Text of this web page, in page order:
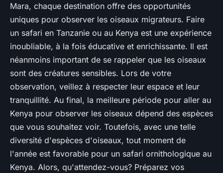
Mara, chaque destination offre des opportunités
uniques pour observer les oiseaux migrateurs. Faire
un safari en Tanzanie ou au Kenya est une expérience
inoubliable, à la fois éducative et enrichissante. Il est
néanmoins important de se rappeler que les oiseaux
sont des créatures sensibles. Lors de votre
observation, veillez à respecter leur espace et leur
tranquillité. Au final, la meilleure période pour aller au
Kenya pour observer les oiseaux dépend des espèces
que vous souhaitez voir. Toutefois, avec une telle
diversité d'espèces d'oiseaux, tout moment de
l'année est favorable pour un safari ornithologique au
Kenya. Alors, qu'attendez-vous? Préparez vos